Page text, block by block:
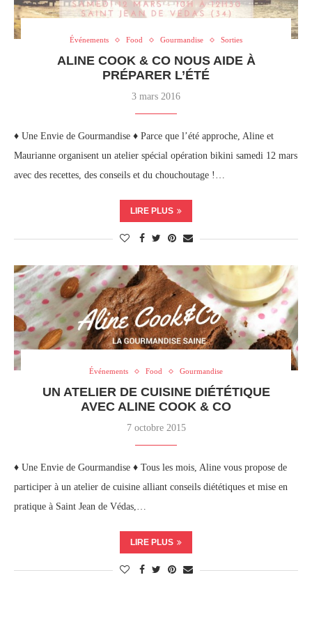
Événements Food Gourmandise Sorties
ALINE COOK & CO NOUS AIDE À
PRÉPARER L’ÉTÉ
3 mars 2016
♦ Une Envie de Gourmandise ♦ Parce que l’été approche, Aline et
Maurianne organisent un atelier spécial opération bikini samedi 12 mars
avec des recettes, des conseils et du chouchoutage !…
LIRE PLUS
Événements Food Gourmandise
UN ATELIER DE CUISINE DIÉTÉTIQUE
AVEC ALINE COOK & CO
7 octobre 2015
♦ Une Envie de Gourmandise ♦ Tous les mois, Aline vous propose de
participer à un atelier de cuisine alliant conseils diététiques et mise en
pratique à Saint Jean de Védas,…
LIRE PLUS